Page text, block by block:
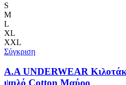
να
στη
σελίδα
S
M
L
XL
XXL
Σύγκριση
A.A UNDERWEAR
ψηλό Cotton Μαύρο